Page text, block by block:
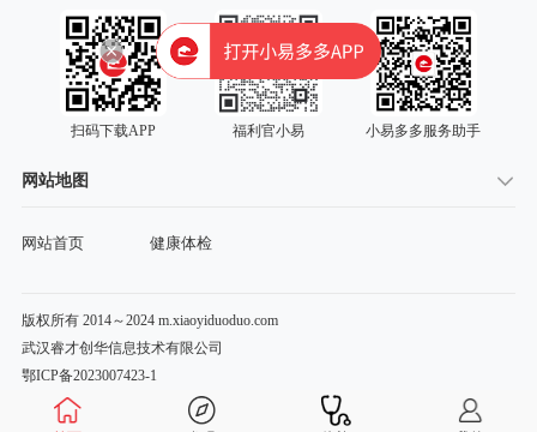
扫码下载APP 福利官小易 小易多多服务助手
网站地图
网站首页 健康体检
版权所有 2014～2024 m.xiaoyiduoduo.com
武汉睿才创华信息技术有限公司
鄂ICP备2023007423-1